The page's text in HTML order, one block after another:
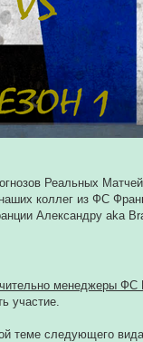
Реальных
коллег из ФС
Александру aka
менеджеры ФС
участие.
теме следующего